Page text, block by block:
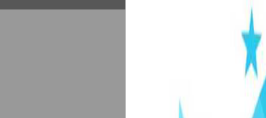
上海市徐汇区虹漕南路155号 5
备案序号：